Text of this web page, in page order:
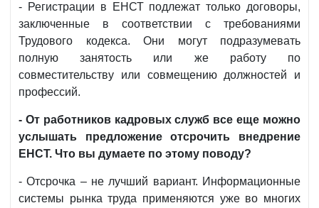
- Регистрации в ЕНСТ подлежат только договоры,
заключенные в соответствии с требованиями
Трудового кодекса. Они могут подразумевать
полную занятость или же работу по
совместительству или совмещению должностей и
профессий.
- От работников кадровых служб все еще можно
услышать предложение отсрочить внедрение
ЕНСТ. Что вы думаете по этому поводу?
- Отсрочка – не лучший вариант. Информационные
системы рынка труда применяются уже во многих